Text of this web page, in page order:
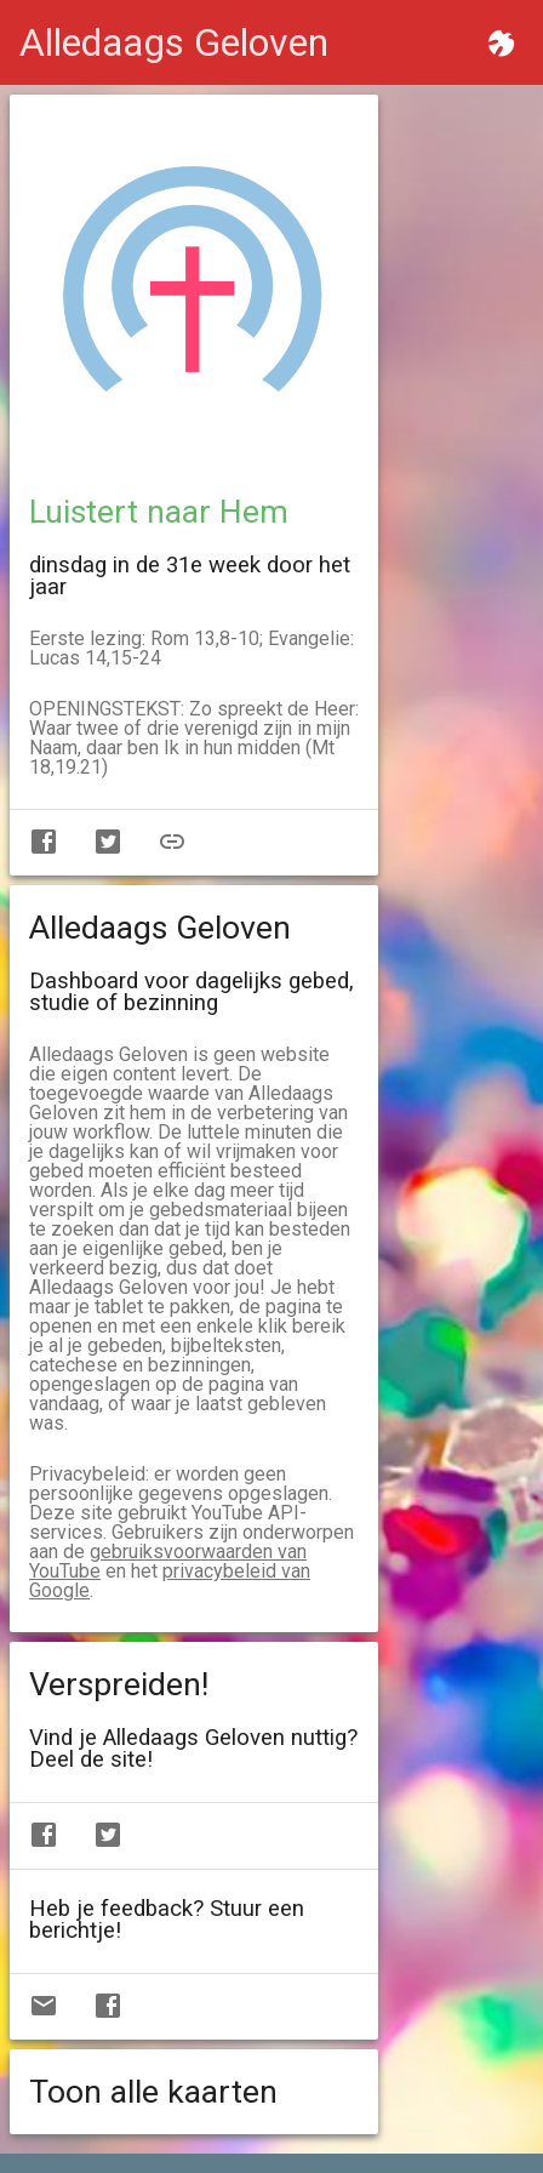
Alledaags Geloven
Luistert naar Hem
dinsdag in de 31e week door het
jaar
Eerste lezing: Rom 13,8-10; Evangelie:
Lucas 14,15-24
OPENINGSTEKST: Zo spreekt de Heer:
Waar twee of drie verenigd zijn in mijn
Naam, daar ben Ik in hun midden (Mt
18,19.21)
Alledaags Geloven
Dashboard voor dagelijks gebed,
studie of bezinning
Alledaags Geloven is geen website
die eigen content levert. De
toegevoegde waarde van Alledaags
Geloven zit hem in de verbetering van
jouw workflow. De luttele minuten die
je dagelijks kan of wil vrijmaken voor
gebed moeten efficiënt besteed
worden. Als je elke dag meer tijd
verspilt om je gebedsmateriaal bijeen
te zoeken dan dat je tijd kan besteden
aan je eigenlijke gebed, ben je
verkeerd bezig, dus dat doet
Alledaags Geloven voor jou! Je hebt
maar je tablet te pakken, de pagina te
openen en met een enkele klik bereik
je al je gebeden, bijbelteksten,
catechese en bezinningen,
opengeslagen op de pagina van
vandaag, of waar je laatst gebleven
was.
Privacybeleid: er worden geen
persoonlijke gegevens opgeslagen.
Deze site gebruikt YouTube API-
services. Gebruikers zijn onderworpen
aan de gebruiksvoorwaarden van
YouTube en het privacybeleid van
Google.
Verspreiden!
Vind je Alledaags Geloven nuttig?
Deel de site!
Heb je feedback? Stuur een
berichtje!
Toon alle kaarten